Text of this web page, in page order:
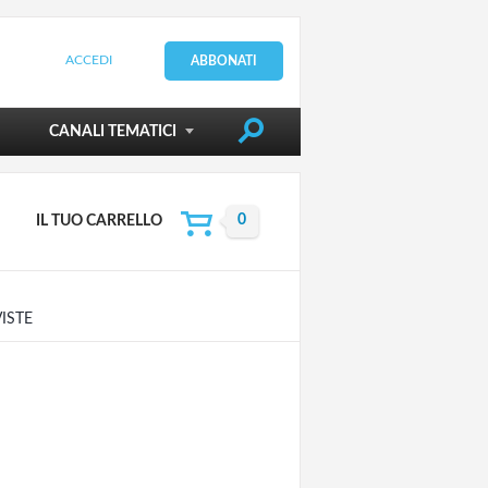
ACCEDI ABBONATI
DIRIGERE LA SCUOLA
CANALI TEMATICI
IL TUO CARRELLO